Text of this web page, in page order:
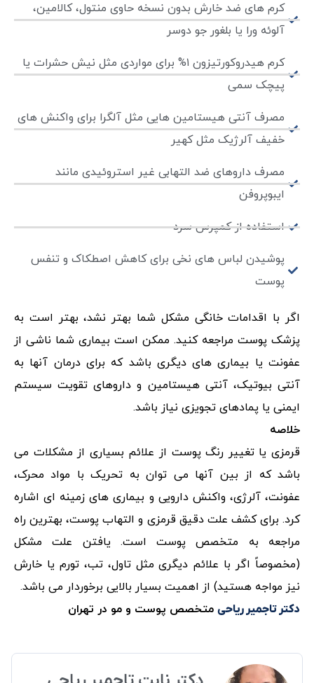
کرم های ضد خارش بدون نسخه حاوی منتول، کالامین،
آلوئه ورا یا بلغور جو دوسر
کرم هیدروکورتیزون ۱% برای مواردی مثل نیش حشرات یا
پیچک سمی
مصرف آنتی هیستامین هایی مثل آلگرا برای واکنش های
خفیف آلرژیک مثل کهیر
مصرف داروهای ضد التهابی غیر استروئیدی مانند
ایبوپروفن
استفاده از کمپرس سرد
پوشیدن لباس های نخی برای کاهش اصطکاک و تنفس
پوست
اگر با اقدامات خانگی مشکل شما بهتر نشد، بهتر است به
پزشک پوست مراجعه کنید. ممکن است بیماری شما ناشی از
عفونت یا بیماری های دیگری باشد که برای درمان آنها به
آنتی بیوتیک، آنتی هیستامین و داروهای تقویت سیستم
ایمنی یا پمادهای تجویزی نیاز باشد.
خلاصه
قرمزی یا تغییر رنگ پوست از علائم بسیاری از مشکلات می
باشد که از بین آنها می توان به تحریک با مواد محرک،
عفونت، آلرژی، واکنش دارویی و بیماری های زمینه ای اشاره
کرد. برای کشف علت دقیق قرمزی و التهاب پوست، بهترین راه
مراجعه به متخصص پوست است. یافتن علت مشکل
(مخصوصاً اگر با علائم دیگری مثل تاول، تب، تورم یا خارش
نیز مواجه هستید) از اهمیت بسیار بالایی برخوردار می باشد.
دکتر تاجمیر ریاحی متخصص پوست و مو در تهران